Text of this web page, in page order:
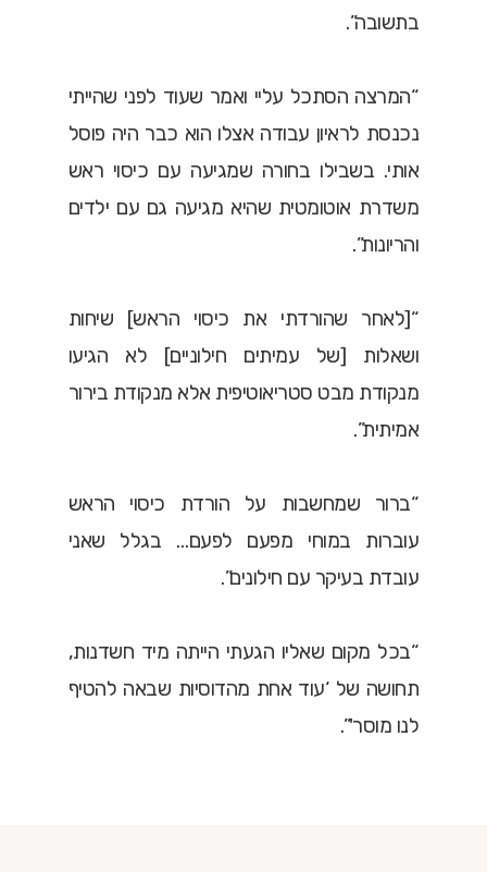
בתשובה”.
“המרצה הסתכל עליי ואמר שעוד לפני שהייתי
נכנסת לראיון עבודה אצלו הוא כבר היה פוסל
אותי. בשבילו בחורה שמגיעה עם כיסוי ראש
משדרת אוטומטית שהיא מגיעה גם עם ילדים
והריונות”.
“[לאחר שהורדתי את כיסוי הראש] שיחות
ושאלות [של עמיתים חילוניים] לא הגיעו
מנקודת מבט סטריאוטיפית אלא מנקודת בירור
אמיתית”.
“ברור שמחשבות על הורדת כיסוי הראש
עוברות במוחי מפעם לפעם… בגלל שאני
עובדת בעיקר עם חילונים”.
“בכל מקום שאליו הגעתי הייתה מיד חשדנות,
תחושה של ‘עוד אחת מהדוסיות שבאה להטיף
לנו מוסר'”.